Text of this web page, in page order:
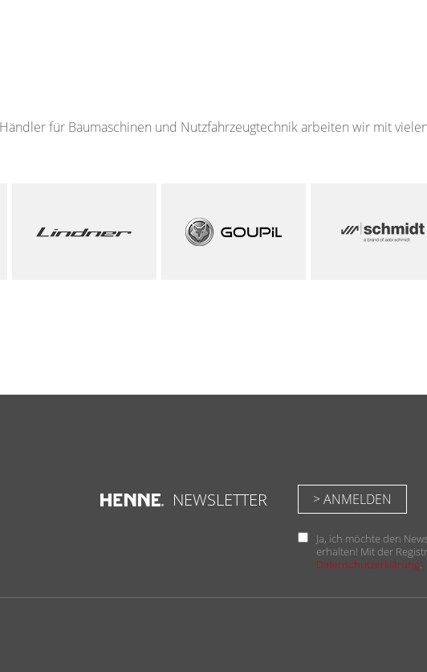
für Baumaschinen und Nutzfahrzeugtechnik arbeiten wir mit
NEWSLETTER
Ja, ich möchte den
erhalten! Mit der
Datenschutzerklärung